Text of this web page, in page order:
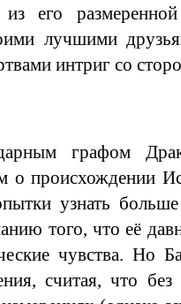
из его
лучшими
интриг со
графом
о происхождении
узнать
того, что её
чувства. Но
считая, что